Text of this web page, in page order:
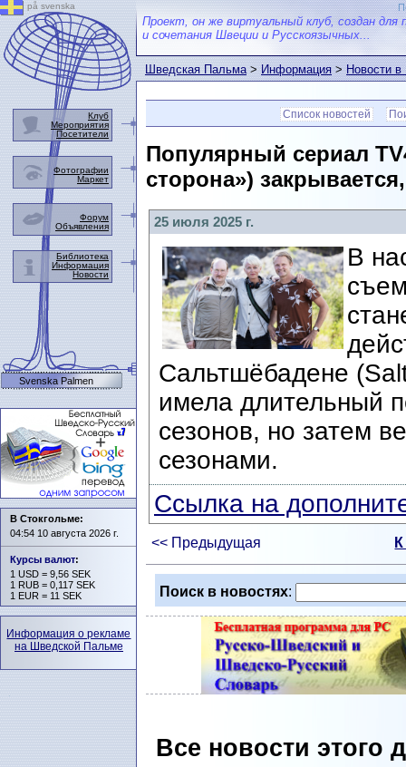
Проект, он же виртуальный клуб, создан для
и сочетания Швеции и Русскоязычных...
Шведская Пальма>Информация>Новости
Список новостей
Популярный сериал
сторона»)
25 июля 2025 г.
В
Сальтшёбадене
имела длительный
сезонов, но затем
сезонами.
Ссылка на
<< Предыдущая
Поиск в новостях:
Все новости этого
på svenska
Клуб
Мероприятия
Посетители
Фотографии
Маркет
Форум
Объявления
Библиотека
Информация
Новости
Svenska Palmen
В Стокгольме:
04:54 10 августа 2026 г.
Курсы валют:
1 USD = 9,56 SEK
1 RUB = 0,117 SEK
1 EUR = 11 SEK
Информация о рекламе
на Шведской Пальме